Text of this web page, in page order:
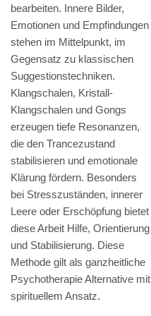
bearbeiten. Innere Bilder,
Emotionen und Empfindungen
stehen im Mittelpunkt, im
Gegensatz zu klassischen
Suggestionstechniken.
Klangschalen, Kristall-
Klangschalen und Gongs
erzeugen tiefe Resonanzen,
die den Trancezustand
stabilisieren und emotionale
Klärung fördern. Besonders
bei Stresszuständen, innerer
Leere oder Erschöpfung bietet
diese Arbeit Hilfe, Orientierung
und Stabilisierung. Diese
Methode gilt als ganzheitliche
Psychotherapie Alternative mit
spirituellem Ansatz.